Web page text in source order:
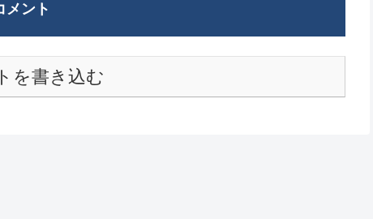
メント
を書き込む